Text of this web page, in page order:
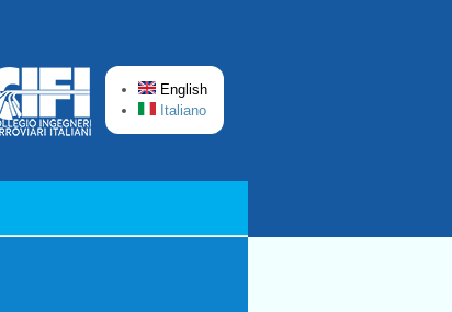
English
Italiano